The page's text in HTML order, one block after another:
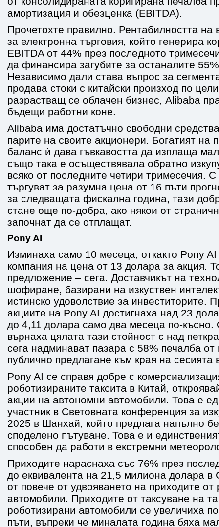
амортизация и обезценка (EBITDA).
Прочетохте правилно. Рентабилността на
за електронна търговия, който генерира
EBITDA от 44% през последното
да финансира загубите за останалите
Независимо дали става въпрос за
продава стоки с китайски произход по
разрастващ се облачен бизнес, Alibaba
бъдещи работни коне.
Alibaba има достатъчно свободни
парите на своите акционери. Богатият на
баланс ѝ дава гъвкавостта да изплаща
също така е осъществявала обратно
всяко от последните четири тримесечия. С
търгуват за разумна цена от 16 пъти
за следващата фискална година, тази
стане още по-добра, ако някои от
започнат да се отплащат.
Pony AI
Изминаха само 10 месеца, откакто Pony
компания на цена от 13 долара за акция.
предложение – сега. Доставчикът на
шофиране, базирани на изкуствен
истинско удоволствие за инвеститорите.
акциите на Pony AI достигнаха над 23
до 4,11 долара само два месеца по-късно.
върнаха цялата тази стойност с над
сега надминават пазара с 58% печалба от
публично предлагане към края на сесията
Pony AI се справя добре с
роботизираните таксита в Китай,
акции на автономни автомобили. Това е
участник в Световната конференция за
2025 в Шанхай, който предлага напълно
споделено пътуване. Това е и
способен да работи в екстремни
Приходите нараснаха със 76% през
до еквивалента на 21,5 милиона долара
от повече от удвояването на приходите от
автомобили. Приходите от таксуване на
роботизирани автомобили се увеличиха
пъти, въпреки че миналата година бяха